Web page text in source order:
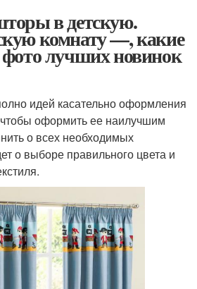
в детскую.
комнату —, какие
лучших новинок
идей касательно оформления
оформить ее наилучшим
о всех необходимых
о выборе правильного цвета и